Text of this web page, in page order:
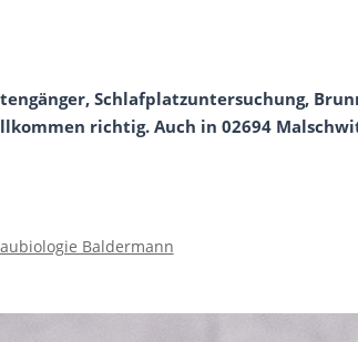
Schlafplatzuntersuchung,
richtig. Auch in 02694
Baldermann